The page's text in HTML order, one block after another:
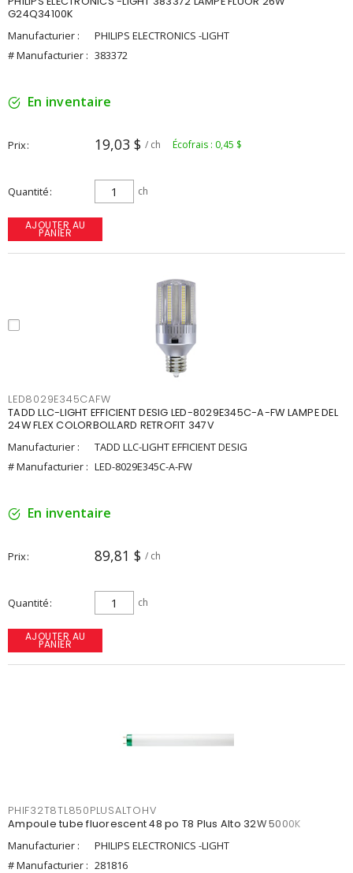
G24Q34100K
Manufacturier :
PHILIPS ELECTRONICS -LIGHT
# Manufacturier : 383372
En inventaire
Prix 19,03 $ / ch Écofrais : 0,45 $
Quantité ch
AJOUTER AU
PANIER
LED8029E345CAFW
TADD LLC-LIGHT EFFICIENT DESIG LED-8029E345C-A-FW LAMPE DEL
24W FLEX COLORBOLLARD RETROFIT 347V
Manufacturier :
TADD LLC-LIGHT EFFICIENT DESIG
# Manufacturier : LED-8029E345C-A-FW
En inventaire
Prix 89,81 $ / ch
Quantité ch
AJOUTER AU
PANIER
PHIF32T8TL850PLUSALTOHV
Ampoule tube fluorescent 48 po T8 Plus Alto 32W 5000K
Manufacturier :
PHILIPS ELECTRONICS -LIGHT
# Manufacturier : 281816